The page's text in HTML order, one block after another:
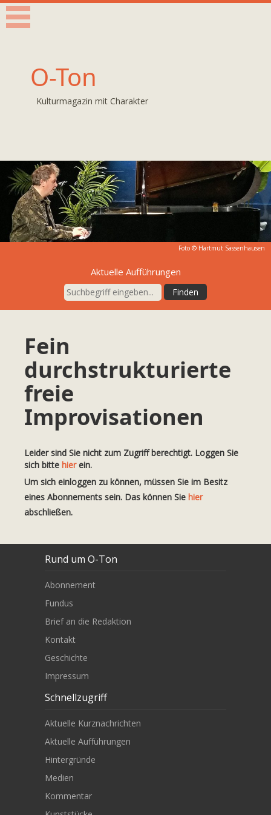
O-Ton
Kulturmagazin mit Charakter
Foto © Hartmut Sassenhausen
Aktuelle Aufführungen
Fein
durchstrukturierte
freie
Improvisationen
Leider sind Sie nicht zum Zugriff berechtigt. Loggen Sie
sich bitte hierein.
Um sich einloggen zu können, müssen Sie im Besitz
eines Abonnements sein. Das können Sie hier
abschließen.
Rund um O-Ton
Abonnement
Fundus
Brief an die Redaktion
Kontakt
Geschichte
Impressum
Schnellzugriff
Aktuelle Kurznachrichten
Aktuelle Aufführungen
Hintergründe
Medien
Kommentar